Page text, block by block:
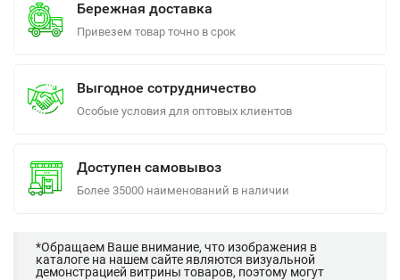
Бережная доставка
Привезем товар точно в срок
Выгодное сотрудничество
Особые условия для оптовых клиентов
Доступен самовывоз
Более 35000 наименований в наличии
*Обращаем Ваше внимание, что изображения в
каталоге на нашем сайте являются визуальной
демонстрацией витрины товаров, поэтому могут